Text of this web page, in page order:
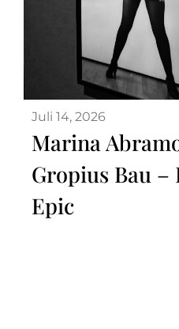
Juli 14, 2026
Marina
Gropius Bau
Epic